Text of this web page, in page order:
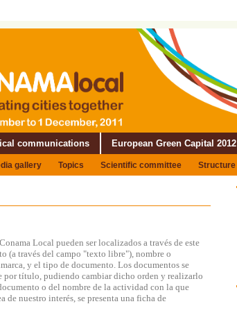
communications European Green Capital 2012
gallery Topics Scientific committee Structure
Local pueden ser localizados a través de este
(a través del campo "texto libre"), nombre o
y el tipo de documento. Los documentos se
por título, pudiendo cambiar dicho orden y realizarlo
o del nombre de la actividad con la que
nuestro interés, se presenta una ficha de